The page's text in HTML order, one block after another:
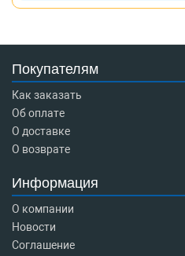
Покупателям
Как заказать
Об оплате
О доставке
О возврате
Информация
О компании
Новости
Соглашение